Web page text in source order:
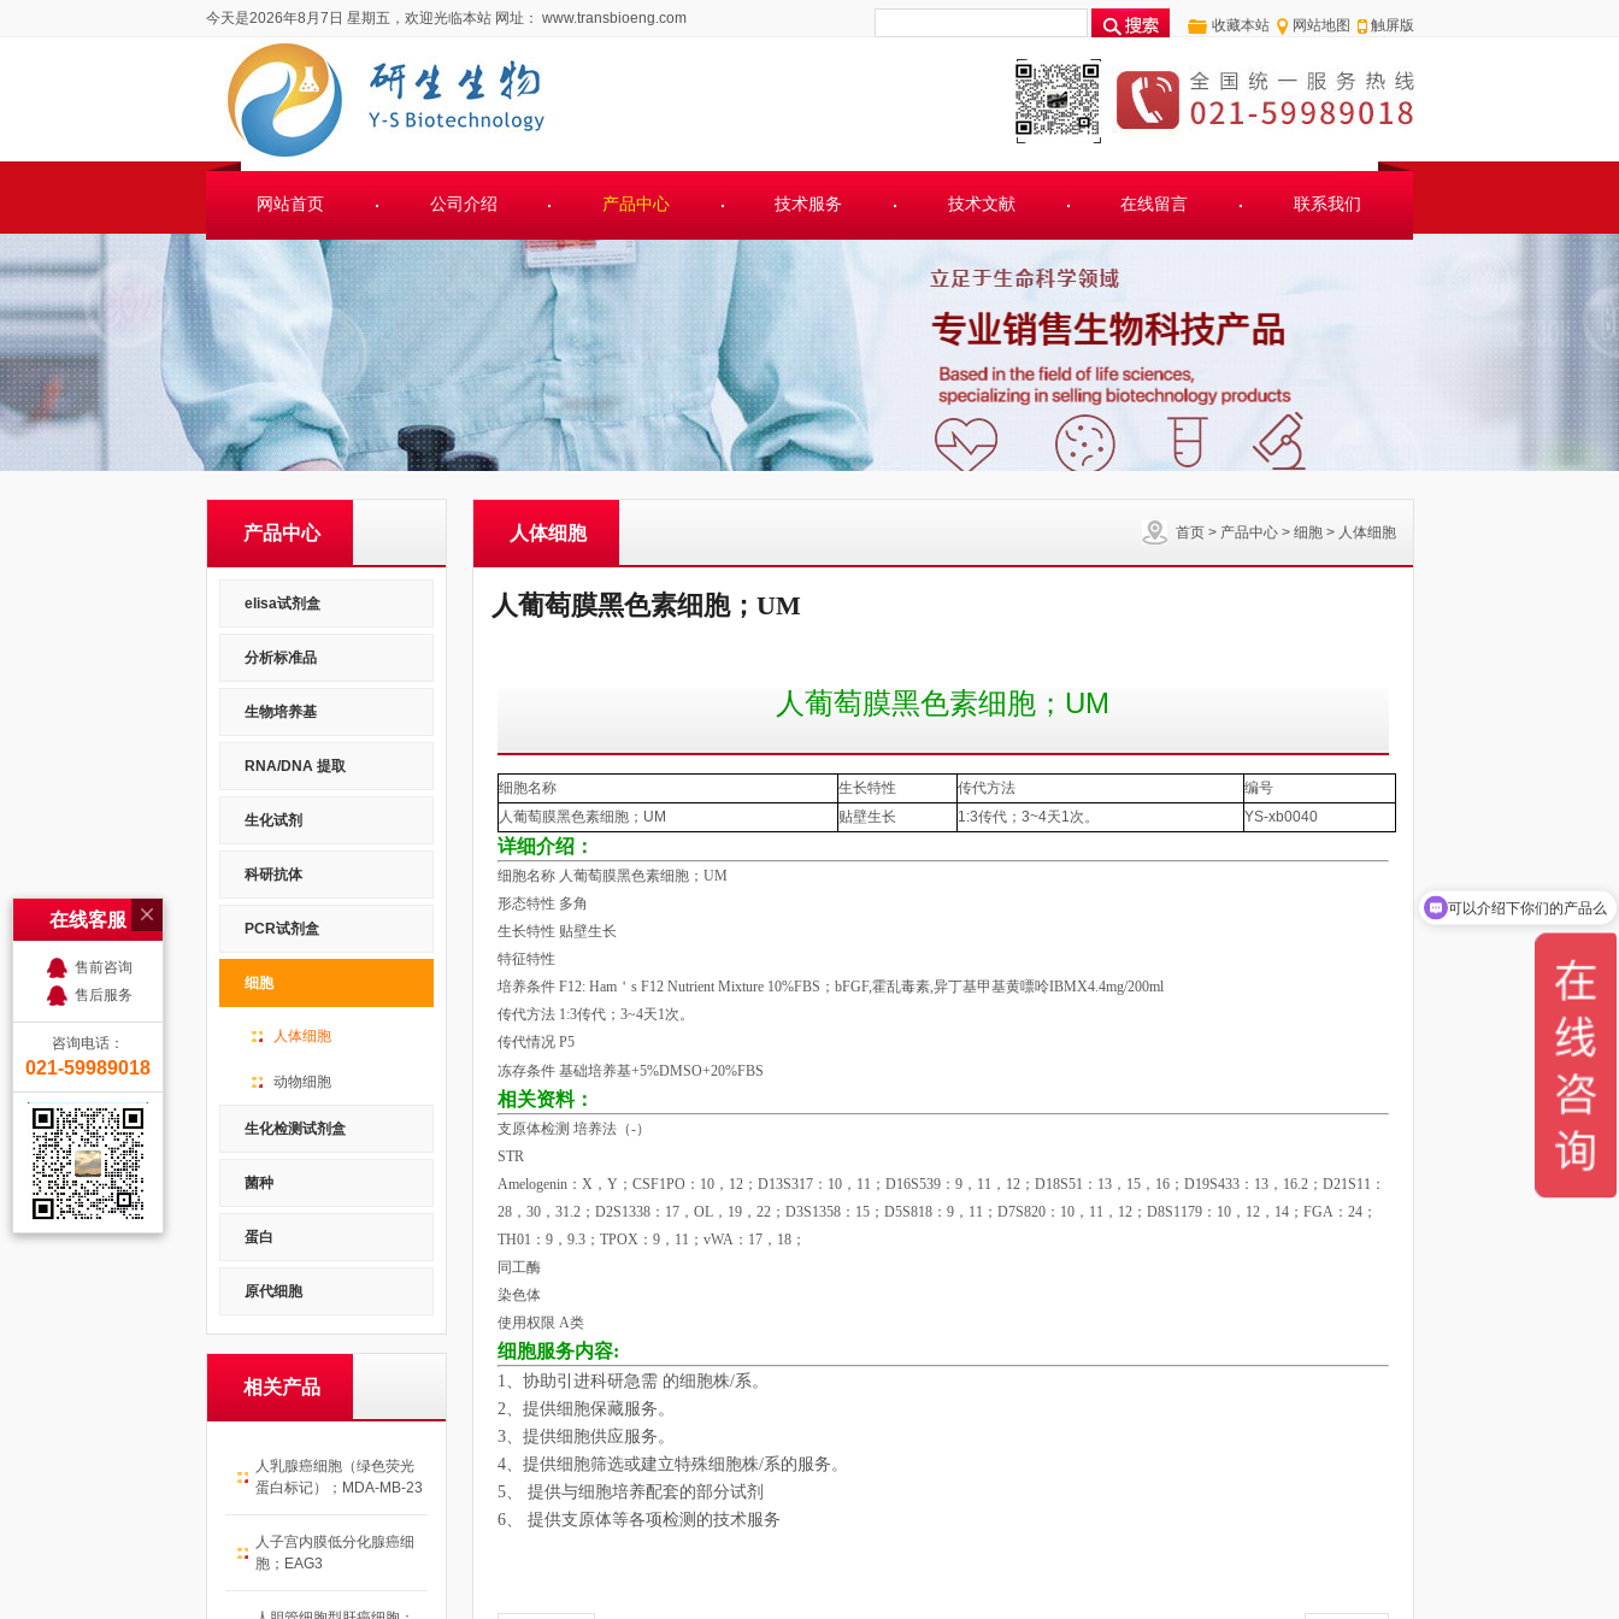
今天是2026年8月7日 星期五，欢迎光临本站 网址： www.transbioeng.com 收藏本站 网站地图 触屏版
网站首页 公司介绍 产品中心 技术服务 技术文献 在线留言 联系我们
首页> 产品中心> 细胞> 人体细胞
产品中心
elisa试剂盒
分析标准品
生物培养基
RNA/DNA 提取
生化试剂
科研抗体
PCR试剂盒
细胞
人体细胞
动物细胞
生化检测试剂盒
菌种
蛋白
原代细胞
相关产品
人乳腺癌细胞（绿色荧光
蛋白标记）；MDA-MB-23
人子宫内膜低分化腺癌细
胞；EAG3
人体细胞
人葡萄膜黑色素细胞；UM
人葡萄膜黑色素细胞；UM
细胞名称 生长特性 传代方法
编号
人葡萄膜黑色素细胞； UM 贴壁生长 1:3传代； 3~4天1 次。 YS-xb0040
详细介绍：
细胞名称 人葡萄膜黑色素细胞；UM
形态特性 多角
生长特性 贴壁生长
特征特性
培养条件 F12: Ham＇s F12 Nutrient Mixture 10%FBS；bFGF,霍乱毒素,异丁基甲基黄嘌呤IBMX4.4mg/200ml
传代方法 1:3传代；3~4天1次。
传代情况 P5
冻存条件 基础培养基+5%DMSO+20%FBS
相关资料：
支原体检测 培养法（-）
STR
Amelogenin：X，Y；CSF1PO：10，12；D13S317：10，11；D16S539：9，11，12；D18S51：13，15，16；D19S433：13，16.2；D21S11：
28，30，31.2；D2S1338：17，OL，19，22；D3S1358：15；D5S818：9，11；D7S820：10，11，12；D8S1179：10，12，14；FGA：24；
TH01：9，9.3；TPOX：9，11；vWA：17，18；
同工酶
染色体
使用权限 A类
细胞服务内容:
1
、协助引进科研急需 的细胞株/系。
2 、提供细胞保藏服务。
3、提供细胞供应服务。
4、提供细胞筛选或建立特殊细胞株/系的服务。
5、 提供与细胞培养配套的部分试剂
6、 提供支原体等各项检测的技术服务
在线客服
售前咨询
售后服务
咨询电话：
021-59989018
可以介绍下你们的产品么